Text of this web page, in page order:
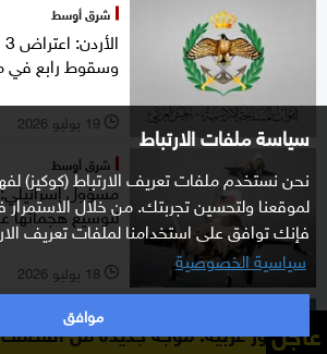
سياسة ملفات الارتباط
نحن نستخدم ملفات تعريف الارتباط (كوكيز)
لموقعنا ولتحسين تجربتك. من خلال
فإنك توافق على استخدامنا لملفات تعريف
سياسية الخصوصية
موافق
شرق أوسط
وسقوط رابع في
l 19 يوليو 2026
شرق أوسط
مسؤول
لتوسيع هجماتها
l 18 يوليو 2026
عالم
عشرات طائرات عاجلجديدة من القصف الحوثي بالصواريخ